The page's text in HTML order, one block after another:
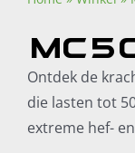
Ontdek de
die lasten tot
extreme hef-